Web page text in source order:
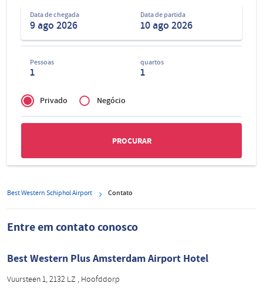
Data de chegada Data de partida
Pessoas
1
quartos
1
of
Zakelijk
Privado Negócio
Best Western Schiphol Airport Contato
Entre em contato conosco
Best Western Plus Amsterdam Airport Hotel
Vuursteen 1, 2132 LZ , Hoofddorp